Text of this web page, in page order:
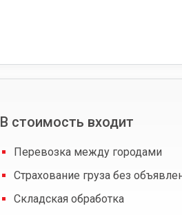
В стоимость входит
Перевозка между городами
Страхование груза без
Складская обработка